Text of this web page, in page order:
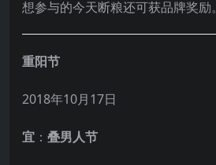
想参与的今天断粮还可获品牌奖励。
重阳节
2018年10月17日
宜 ： 叠男人节